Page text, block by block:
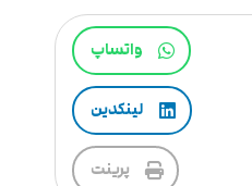
واتساپ
لینکدین
پرینت